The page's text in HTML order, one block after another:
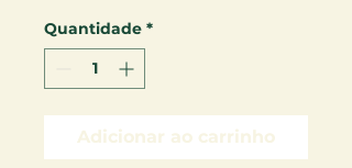
Quantidade *
Adicionar ao carrinho